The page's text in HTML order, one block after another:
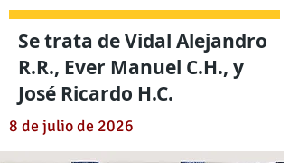
Se trata de Vidal Alejandro
R.R., Ever Manuel C.H., y
José Ricardo H.C.
8 de julio de 2026